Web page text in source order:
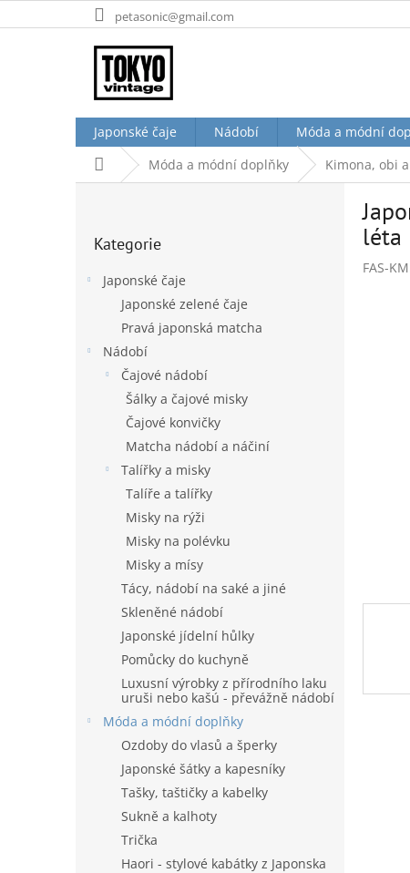
na
petasonic@gmail.com
Japonské čaje Nádobí Móda a módní
Domů Móda a módní doplňky Kimona, obi
kategorie
Kategorie
Japonské čaje
Japonské zelené čaje
Pravá japonská matcha
Nádobí
Čajové nádobí
Šálky a čajové misky
Čajové konvičky
Matcha nádobí a náčiní
Talířky a misky
Talíře a talířky
Misky na rýži
Misky na polévku
Misky a mísy
Tácy, nádobí na saké a jiné
Skleněné nádobí
Japonské jídelní hůlky
Pomůcky do kuchyně
Luxusní výrobky z přírodního laku
uruši nebo kašú - převážně nádobí
Móda a módní doplňky
Ozdoby do vlasů a šperky
Japonské šátky a kapesníky
Tašky, taštičky a kabelky
Sukně a kalhoty
Trička
Haori - stylové kabátky z Japonska
léta
FAS-